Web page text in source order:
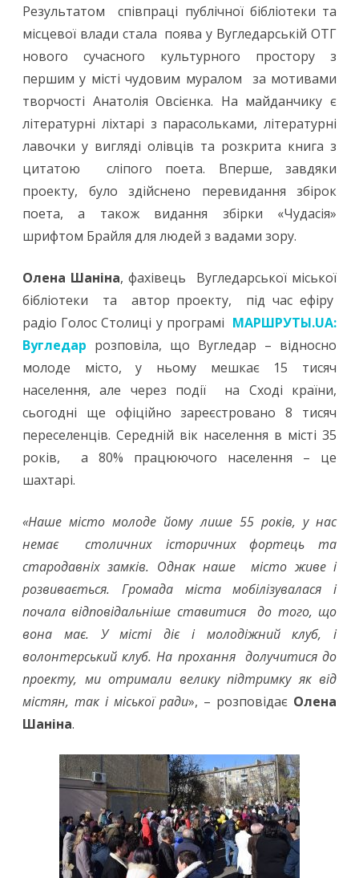
Результатом співпраці публічної бібліотеки та
місцевої влади стала поява у Вугледарській ОТГ
нового сучасного культурного простору з
першим у місті чудовим муралом за мотивами
творчості Анатолія Овсієнка. На майданчику є
літературні ліхтарі з парасольками, літературні
лавочки у вигляді олівців та розкрита книга з
цитатою сліпого поета. Вперше, завдяки
проекту, було здійснено перевидання збірок
поета, а також видання збірки «Чудасія»
шрифтом Брайля для людей з вадами зору.
Олена Шаніна, фахівець Вугледарської міської
бібліотеки та автор проекту, під час ефіру
радіо Голос Столиці у програмі МАРШРУТЫ.UA:
Вугледар розповіла, що Вугледар – відносно
молоде місто, у ньому мешкає 15 тисяч
населення, але через події на Сході країни,
сьогодні ще офіційно зареєстровано 8 тисяч
переселенців. Середній вік населення в місті 35
років, а 80% працюючого населення – це
шахтарі.
«Наше місто молоде йому лише 55 років, у нас
немає столичних історичних фортець та
стародавніх замків. Однак наше місто живе і
розвивається. Громада міста мобілізувалася і
почала відповідальніше ставитися до того, що
вона має. У місті діє і молодіжний клуб, і
волонтерський клуб. На прохання долучитися до
проекту, ми отримали велику підтримку як від
містян, так і міської ради», – розповідає Олена
Шаніна.